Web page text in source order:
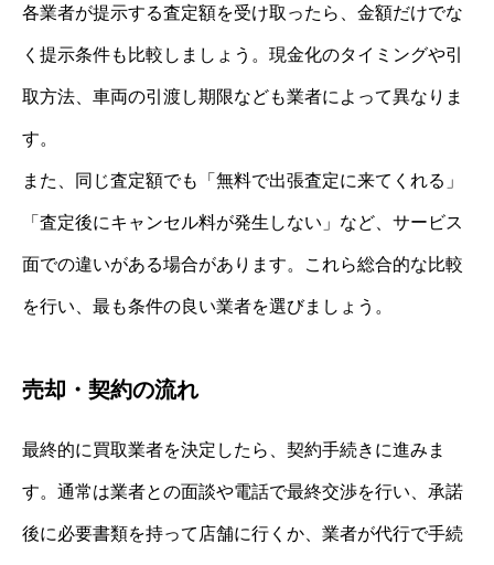
各業者が提示する査定額を受け取ったら、金額だけでな
く提示条件も比較しましょう。現金化のタイミングや引
取方法、車両の引渡し期限なども業者によって異なりま
す。
また、同じ査定額でも「無料で出張査定に来てくれる」
「査定後にキャンセル料が発生しない」など、サービス
面での違いがある場合があります。これら総合的な比較
を行い、最も条件の良い業者を選びましょう。
売却・契約の流れ
最終的に買取業者を決定したら、契約手続きに進みま
す。通常は業者との面談や電話で最終交渉を行い、承諾
後に必要書類を持って店舗に行くか、業者が代行で手続